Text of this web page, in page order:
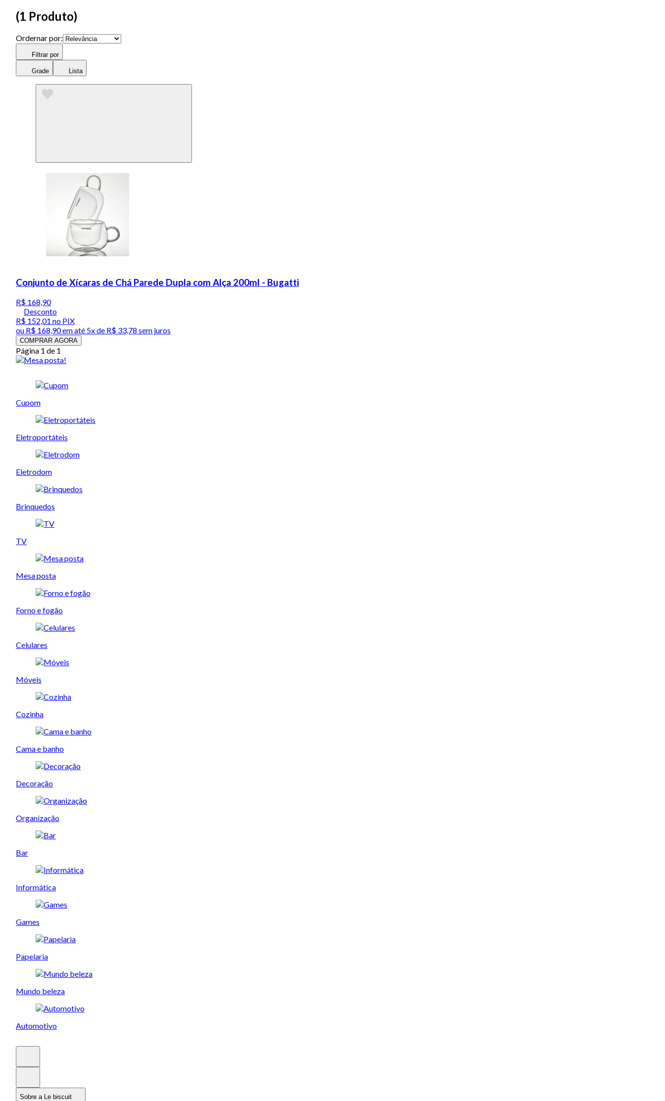
(1 Produto)
Ordernar por:
Filtrar por
Grade Lista
Conjunto de Xícaras de Chá Parede Dupla com Alça 200ml - Bugatti
R$ 168,90
Desconto
R$ 152,01 no PIX
ou R$ 168,90em até 5x de R$ 33,78 sem juros
COMPRAR AGORA
Página 1 de 1
Cupom
Eletroportáteis
Eletrodom
Brinquedos
TV
Mesa posta
Forno e fogão
Celulares
Móveis
Cozinha
Cama e banho
Decoração
Organização
Bar
Informática
Games
Papelaria
Mundo beleza
Automotivo
Sobre a Le biscuit